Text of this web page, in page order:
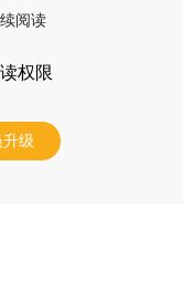
阅读
权限
级